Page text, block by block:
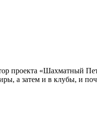
проекта «Шахматный
а затем и в клубы, и